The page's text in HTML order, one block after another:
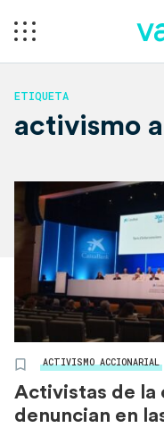
ETIQUETA
activismo
ACTIVISMO ACCIONARIAL
Activistas de la
denuncian en